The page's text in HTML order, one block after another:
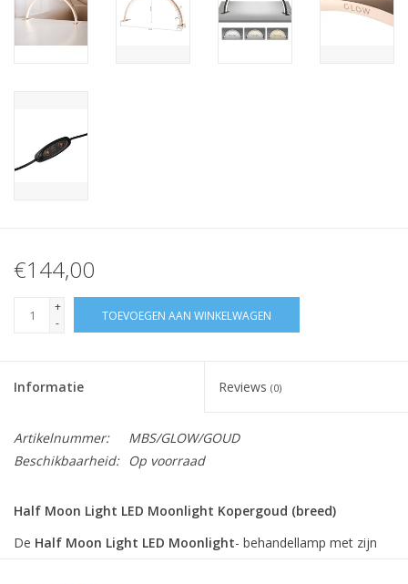
Nail Mist
€144,00
+
-
TOEVOEGEN AAN WINKELWAGEN
Informatie Reviews (0)
Artikelnummer:
MBS/GLOW/GOUD
Beschikbaarheid:
Op voorraad
Half Moon Light LED Moonlight Kopergoud (breed)
De Half Moon Light LED Moonlight- behandellamp met zijn